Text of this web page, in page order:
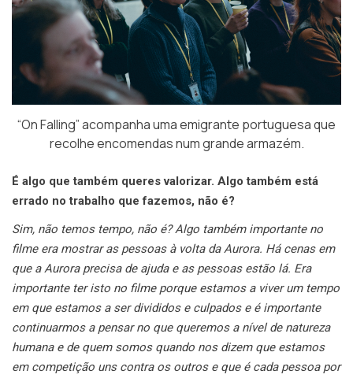
“On Falling” acompanha uma emigrante portuguesa que
recolhe encomendas num grande armazém.
É algo que também queres valorizar. Algo também está
errado no trabalho que fazemos, não é?
Sim, não temos tempo, não é? Algo também importante no
filme era mostrar as pessoas à volta da Aurora. Há cenas em
que a Aurora precisa de ajuda e as pessoas estão lá. Era
importante ter isto no filme porque estamos a viver um tempo
em que estamos a ser divididos e culpados e é importante
continuarmos a pensar no que queremos a nível de natureza
humana e de quem somos quando nos dizem que estamos
em competição uns contra os outros e que é cada pessoa por